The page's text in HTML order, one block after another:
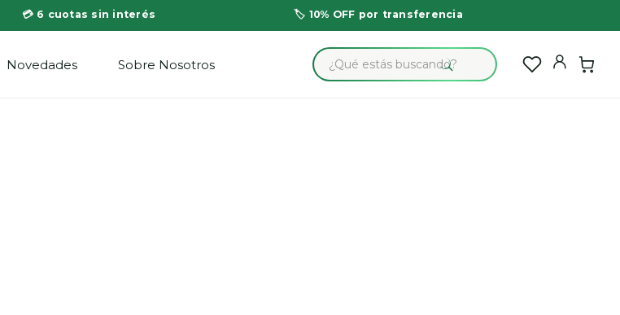
💳 6 cuotas sin interés 🏷️ 10% OFF por transferencia
Novedades Sobre Nosotros